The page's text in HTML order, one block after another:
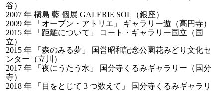
谷）
2007 年 槇島 藍 個展 GALERIE SOL（銀座）
2009 年 「オープン・アトリエ」 ギャラリー遊（高円寺）
2015 年 「距離について」 コート・ギャラリー国立（国
立）
2015 年 「森のみる夢」 国営昭和記念公園花みどり文化セ
ンター（立川）
2017 年 「夜にうたう水」 国分寺くるみギャラリー（国分
寺）
2018 年 「目をとじて 3 つ数えて」 国分寺くるみギャラリ